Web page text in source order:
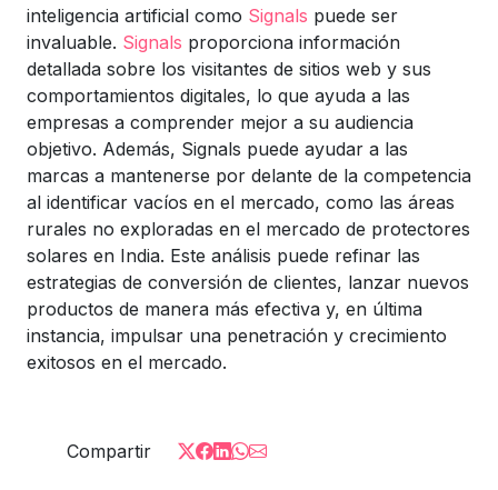
inteligencia artificial como Signals puede ser
invaluable. Signals proporciona información
detallada sobre los visitantes de sitios web y sus
comportamientos digitales, lo que ayuda a las
empresas a comprender mejor a su audiencia
objetivo. Además, Signals puede ayudar a las
marcas a mantenerse por delante de la competencia
al identificar vacíos en el mercado, como las áreas
rurales no exploradas en el mercado de protectores
solares en India. Este análisis puede refinar las
estrategias de conversión de clientes, lanzar nuevos
productos de manera más efectiva y, en última
instancia, impulsar una penetración y crecimiento
exitosos en el mercado.
Compartir